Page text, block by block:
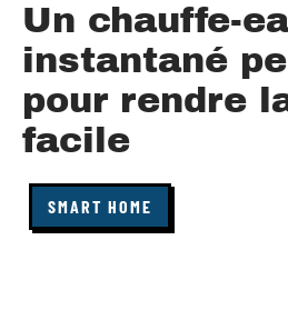
Un chauffe-
instantané
pour rendre
facile
SMART HOME